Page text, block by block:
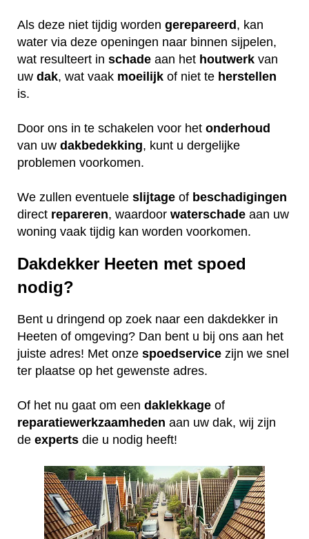
Als deze niet tijdig worden gerepareerd , kan
water via deze openingen naar binnen sijpelen,
wat resulteert in schade aan het houtwerk van
uw dak, wat vaak moeilijk of niet te herstellen
is.
Door ons in te schakelen voor het onderhoud
van uw dakbedekking, kunt u dergelijke
problemen voorkomen.
We zullen eventuele slijtage of beschadigingen
direct repareren, waardoor waterschade aan uw
woning vaak tijdig kan worden voorkomen.
Dakdekker Heeten met spoed
nodig?
Bent u dringend op zoek naar een dakdekker in
Heeten of omgeving? Dan bent u bij ons aan het
juiste adres! Met onze spoedservice zijn we snel
ter plaatse op het gewenste adres.
Of het nu gaat om een daklekkage of
reparatiewerkzaamheden aan uw dak, wij zijn
de experts die u nodig heeft!